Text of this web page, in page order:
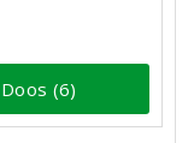
Doos (6)